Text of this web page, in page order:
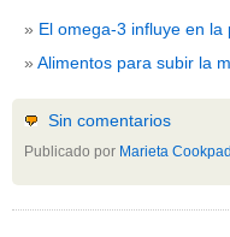
dietas(10)
embarazo
nutricion(3)
obesidad(12)
Sin categoría(438)
vitaminas(10)
El omega-3 influye en
Alimentos para subir la
Sin comentarios
Publicado por Marieta Cookpad